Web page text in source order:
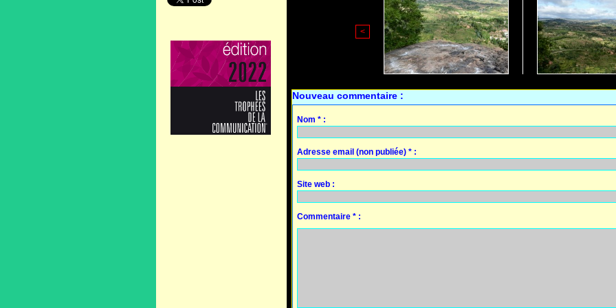
<
Nouveau commentaire :
Nom * :
Adresse email (non publiée) * :
Site web :
Commentaire * :